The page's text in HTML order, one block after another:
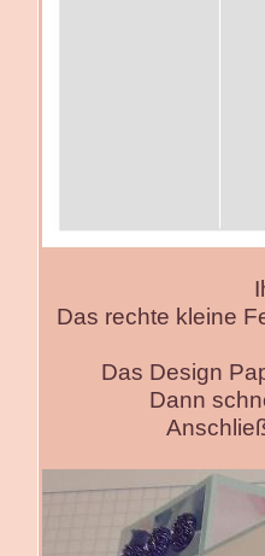
Das rechte kleine
Das Design
Dann